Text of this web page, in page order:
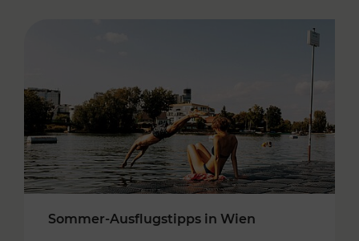
Sommer-Ausflugstipps in Wien